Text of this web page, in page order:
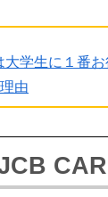
学生に１番
由